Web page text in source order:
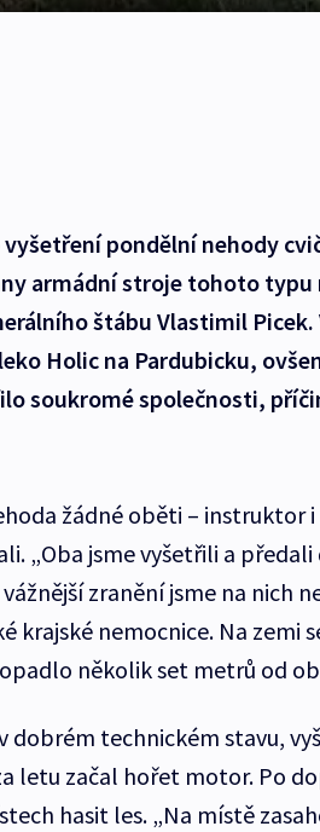
pondělní nehody
armádní stroje tohoto typu
štábu Vlastimil
Holic na Pardubicku,
soukromé společnosti,
žádné oběti – instruktor
„Oba jsme vyšetřili a předali
zranění jsme na nich
krajské nemocnice. Na zemi
několik set metrů od
dobrém technickém stavu,
letu začal hořet motor. Po
hasit les. „Na místě